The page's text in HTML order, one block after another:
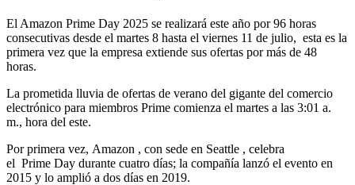
El Amazon Prime Day 2025 se realizará este año por 96 horas
consecutivas desde el martes 8 hasta el viernes 11 de julio, esta es la
primera vez que la empresa extiende sus ofertas por más de 48
horas.
La prometida lluvia de ofertas de verano del gigante del comercio
electrónico para miembros Prime comienza el martes a las 3:01 a.
m., hora del este.
Por primera vez, Amazon , con sede en Seattle , celebra
el Prime Day durante cuatro días; la compañía lanzó el evento en
2015 y lo amplió a dos días en 2019.